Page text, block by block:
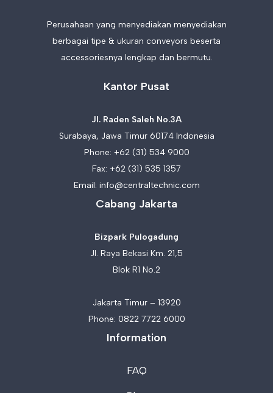
Perusahaan yang menyediakan menyediakan
berbagai tipe & ukuran conveyors beserta
accessoriesnya lengkap dan bermutu.
Kantor Pusat
Jl. Raden Saleh No.3A
Surabaya, Jawa Timur 60174 Indonesia
Phone: +62 (31) 534 9000
Fax: +62 (31) 535 1357
Email: info@centraltechnic.com
Cabang Jakarta
Bizpark Pulogadung
Jl. Raya Bekasi Km. 21,5
Blok R1 No.2
Jakarta Timur – 13920
Phone: 0822 7722 6000
Information
FAQ